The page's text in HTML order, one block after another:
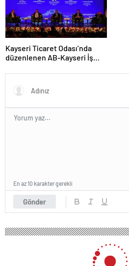
Kayseri Ticaret Odası’nda
düzenlenen AB-Kayseri İş
ve dijitalleşme vurgusu
yapıldı
Gönder
En az 10 karakter gerekli